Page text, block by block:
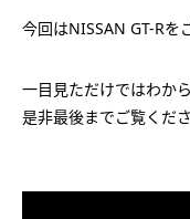
今回はNISSAN GT-Rを
一目見ただけではわか
是非最後までご覧くだ